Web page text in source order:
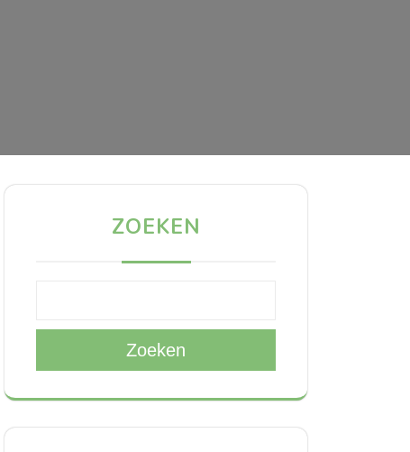
ZOEKEN
Zoeken